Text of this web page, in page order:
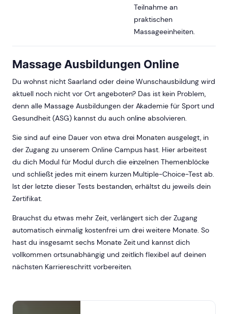
Teilnahme an
praktischen
Massageeinheiten.
Massage Ausbildungen Online
Du wohnst nicht Saarland oder deine Wunschausbildung wird
aktuell noch nicht vor Ort angeboten? Das ist kein Problem,
denn alle Massage Ausbildungen der Akademie für Sport und
Gesundheit (ASG) kannst du auch online absolvieren.
Sie sind auf eine Dauer von etwa drei Monaten ausgelegt, in
der Zugang zu unserem Online Campus hast. Hier arbeitest
du dich Modul für Modul durch die einzelnen Themenblöcke
und schließt jedes mit einem kurzen Multiple-Choice-Test ab.
Ist der letzte dieser Tests bestanden, erhältst du jeweils dein
Zertifikat.
Brauchst du etwas mehr Zeit, verlängert sich der Zugang
automatisch einmalig kostenfrei um drei weitere Monate. So
hast du insgesamt sechs Monate Zeit und kannst dich
vollkommen ortsunabhängig und zeitlich flexibel auf deinen
nächsten Karriereschritt vorbereiten.